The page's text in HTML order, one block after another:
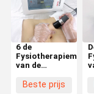
6 de
van de
Ultrasone
Beste prijs